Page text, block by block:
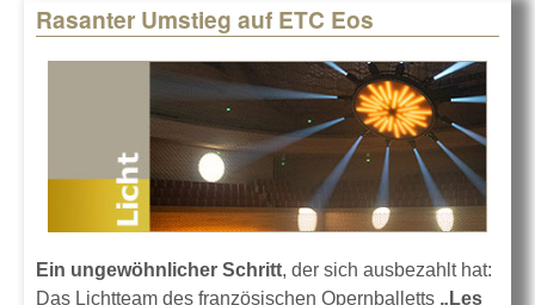
Rasanter Umstieg auf ETC Eos
Ein ungewöhnlicher Schritt, der sich ausbezahlt hat:
Das Lichtteam des französischen Opernballetts „Les